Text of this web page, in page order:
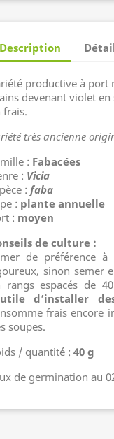
Description
productive à port
devenant violet
frais.
très ancienne
: Fabacées
: Vicia
: faba
: plante annuelle
: moyen
de culture :
de préférence
sinon semer
rangs espacés de
d’installer
frais encore
soupes.
/ quantité : 40 g
de germination au